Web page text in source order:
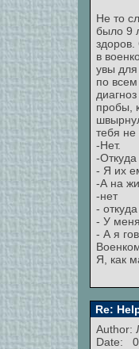
Не то
было 9
в
увы для
по
пробы,
тебя не
-Нет.
-
- Я их
-А на
-нет
-
- У
- А я
Я, как
Re:
Author:
Date: